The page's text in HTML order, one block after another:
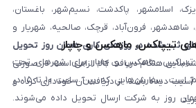
اسلامشهر، پاکدشت، نسیم‌شهر، باغستان،
شاهدشهر، فرون‌آباد، قرچک، صالحیه، شهریار و
ثبت‌شده در روزهای کاری همان روز تحویل
هنگام دریافت کالا الزامی است. در صورتی
دیده باشد، از دریافت آن خودداری کرده و
تیپاکس، ماهکس و چاپار
تیپاکس، ماهکس و چاپار برای شهرهای تحت
پوشش این شرکت‌ها فراهم است. سفارش‌هایی که بین ساعت ۱۰ تا ۱۵ در
روز به شرکت ارسال تحویل داده می‌شوند.